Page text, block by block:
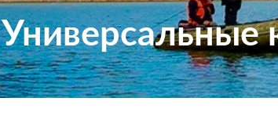
Универсальные